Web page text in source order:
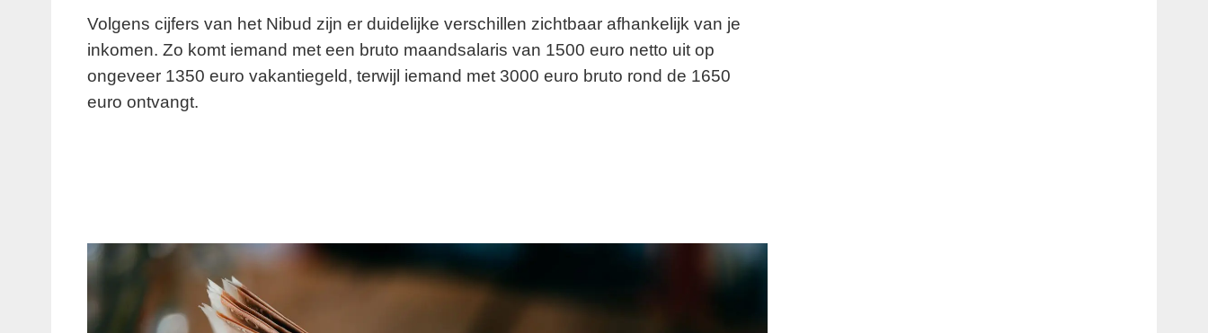
Volgens cijfers van het Nibud zijn er duidelijke verschillen zichtbaar afhankelijk van je
inkomen. Zo komt iemand met een bruto maandsalaris van 1500 euro netto uit op
ongeveer 1350 euro vakantiegeld, terwijl iemand met 3000 euro bruto rond de 1650
euro ontvangt.